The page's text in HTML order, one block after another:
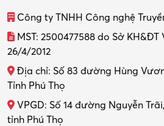
Công ty TNHH Công nghệ
MST: 2500477588 do Sở
26/4/2012
Địa chỉ: Số 83 đường Hùng
Tỉnh Phú Thọ
VPGD: Số 14 đường Nguyễn
tỉnh Phú Thọ